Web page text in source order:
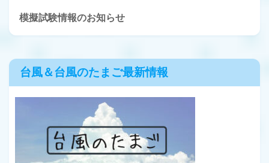
模擬試験情報のお知らせ
台風＆台風のたまご最新情報